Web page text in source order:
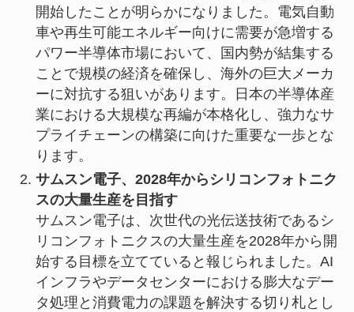
開始したことが明らかになりました。電気自動
車や再生可能エネルギー向けに需要が急増する
パワー半導体市場において、国内勢が結集する
ことで規模の経済を確保し、海外の巨大メーカ
ーに対抗する狙いがあります。日本の半導体産
業における大規模な再編が本格化し、強力なサ
プライチェーンの構築に向けた重要な一歩とな
ります。
サムスン電子、2028年からシリコンフォトニク
スの大量生産を目指す
サムスン電子は、次世代の光伝送技術であるシ
リコンフォトニクスの大量生産を2028年から開
始する目標を立てていると報じられました。AI
インフラやデータセンターにおける膨大なデー
タ処理と消費電力の課題を解決する切り札とし